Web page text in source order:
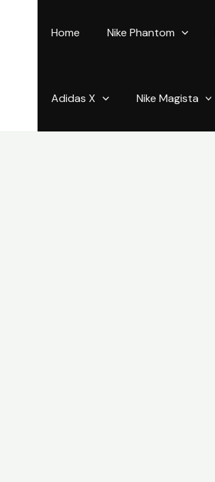
Home Nike Phantom
Adidas X Nike Magista